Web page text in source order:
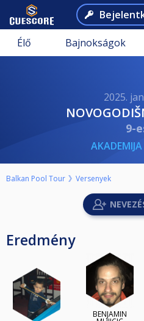
Élő Bajnokságok
2025.
9-
Balkan Pool Tour Versenyek
Eredmény
BENJAMIN